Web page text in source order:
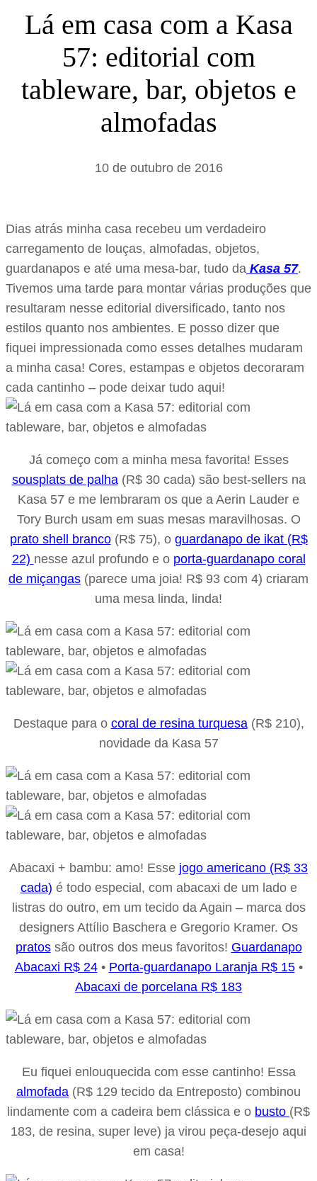
a
Lá em casa com a Kasa
57: editorial com
tableware, bar, objetos e
almofadas
10 de outubro de 2016
Dias atrás minha casa recebeu um verdadeiro
carregamento de louças, almofadas, objetos,
guardanapos e até uma mesa-bar, tudo da Kasa 57.
Tivemos uma tarde para montar várias produções que
resultaram nesse editorial diversificado, tanto nos
estilos quanto nos ambientes. E posso dizer que
fiquei impressionada como esses detalhes mudaram
a minha casa! Cores, estampas e objetos decoraram
cada cantinho – pode deixar tudo aqui!
Já começo com a minha mesa favorita! Esses
sousplats de palha(R$ 30 cada) são best-sellers na
Kasa 57 e me lembraram os que a Aerin Lauder e
Tory Burch usam em suas mesas maravilhosas. O
prato shell branco(R$ 75), o guardanapo de ikat (R$
22) nesse azul profundo e o porta-guardanapo coral
de miçangas (parece uma joia! R$ 93 com 4) criaram
uma mesa linda, linda!
Destaque para o coral de resina turquesa(R$ 210),
novidade da Kasa 57
Abacaxi + bambu: amo! Esse jogo americano (R$ 33
cada) é todo especial, com abacaxi de um lado e
listras do outro, em um tecido da Again – marca dos
designers Attílio Baschera e Gregorio Kramer. Os
pratossão outros dos meus favoritos! Guardanapo
Abacaxi R$ 24• Porta-guardanapo Laranja R$ 15•
Abacaxi de porcelana R$ 183
Eu fiquei enlouquecida com esse cantinho! Essa
almofada (R$ 129 tecido da Entreposto) combinou
lindamente com a cadeira bem clássica e o busto (R$
183, de resina, super leve) ja virou peça-desejo aqui
em casa!